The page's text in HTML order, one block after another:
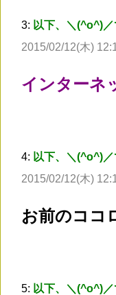
3: 以下、＼(^o^)
2015/02/12(木)
インターネ
4: 以下、＼(^o^)
2015/02/12(木)
お前のココ
5: 以下、＼(^o^)